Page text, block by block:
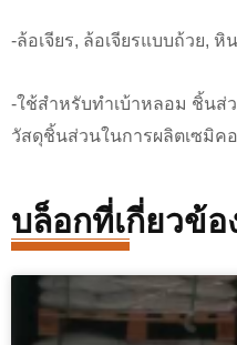
-ล้อเจียร, ล้อเจียรแบบถ้วย,
-ใช้สำหรับทำเบ้าหลอม ชิ้นส่ว
วัสดุชิ้นส่วนในการผลิตเซมิค
บล็อกที่เกี่ยวข้อ